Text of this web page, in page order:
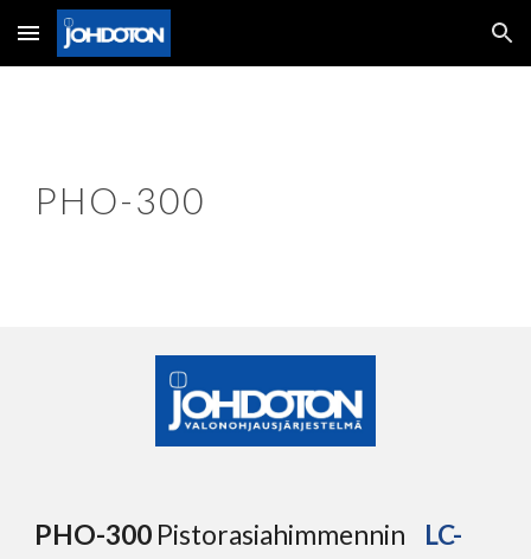
Skip to main content Skip to navigation
PHO-300
PHO-300 Pistorasiahimmennin
LC-